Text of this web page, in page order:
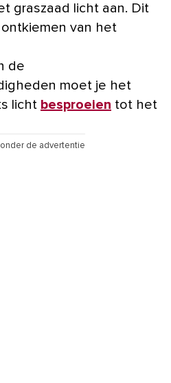
graszaad licht aan. Dit
van het
de
moet je het
licht besproeien tot het
de advertentie